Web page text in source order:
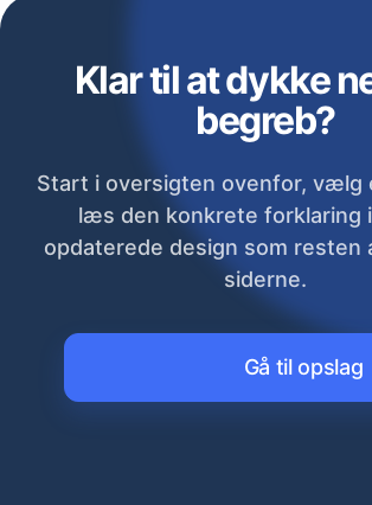
Klar til at dykke
begreb?
Start i oversigten ovenfor, vælg
læs den konkrete forklaring
opdaterede design som resten
siderne.
Gå til opslag